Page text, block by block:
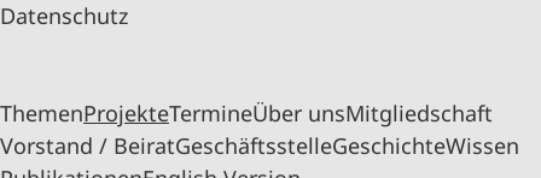
Datenschutz
ThemenProjekteTermineÜber unsMitgliedschaft
Vorstand / BeiratGeschäftsstelleGeschichteWissen